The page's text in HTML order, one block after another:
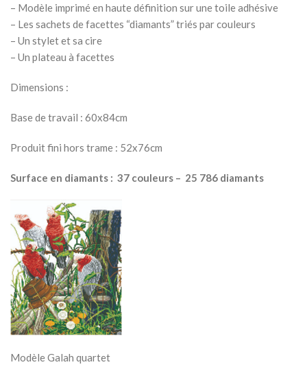
– Modèle imprimé en haute définition sur une toile adhésive
– Les sachets de facettes “diamants” triés par couleurs
– Un stylet et sa cire
– Un plateau à facettes
Dimensions :
Base de travail : 60x84cm
Produit fini hors trame : 52x76cm
Surface en diamants : 37 couleurs – 25 786 diamants
Modèle Galah quartet